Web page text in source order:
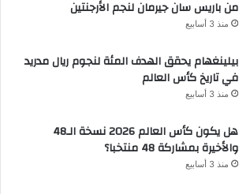
من باريس سان جيرمان لنجم الأرجنتين
منذ 3 أسابيع
بيلينغهام يحقق الهدف المئة لنجوم ريال مدريد
في تاريخ كأس العالم
منذ 3 أسابيع
هل يكون كأس العالم 2026 نسخة الـ48
والأخيرة بمشاركة 48 منتخبا؟
منذ 3 أسابيع